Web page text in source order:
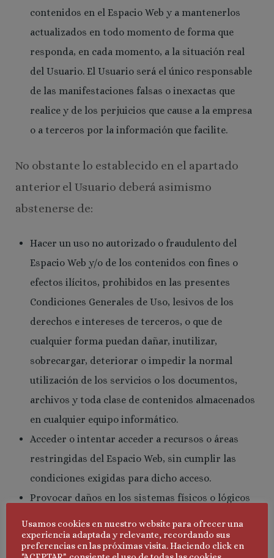
contenidos en el Espacio Web y a mantenerlos
actualizados en todo momento de forma que
responda, en cada momento, a la situación real
del Usuario. El Usuario será el único responsable
de las manifestaciones falsas o inexactas que
realice y de los perjuicios que cause a la empresa
o a terceros por la información que facilite.
No obstante lo establecido en el apartado
anterior el Usuario deberá asimismo
abstenerse de:
Hacer un uso no autorizado o fraudulento del
Espacio Web y/o de los contenidos con fines o
efectos ilícitos, prohibidos en las presentes
Condiciones Generales de Uso, lesivos de los
derechos e intereses de terceros, o que de
cualquier forma puedan dañar, inutilizar,
sobrecargar, deteriorar o impedir la normal
utilización de los servicios o los documentos,
archivos y toda clase de contenidos almacenados
en cualquier equipo informático.
Acceder o intentar acceder a recursos o áreas
restringidas del Espacio Web, sin cumplir las
condiciones exigidas para dicho acceso.
Provocar daños en los sistemas físicos o lógicos
del Espacio Web, de sus proveedores o de
terceros.
Usamos cookies en nuestro website para ofrecer una
experiencia adaptada y relevante, recordando sus
preferencias en las próximas visita. Haciendo click en